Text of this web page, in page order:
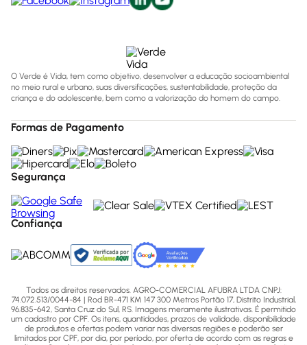
O Verde é Vida, tem como objetivo, desenvolver a educação socioambiental
no meio rural e urbano, suas diversificações, sustentabilidade, proteção da
criança e do adolescente, bem como a valorização do homem do campo.
Formas de Pagamento
Segurança
Confiança
Todos os direitos reservados. AGRO-COMERCIAL AFUBRA LTDA CNPJ:
74.072.513/0044-84 | Rod BR-471 KM 147 300 Metros Portão 17, Distrito Industrial,
96.835-642, Santa Cruz do Sul, RS. Imagens meramente ilustrativas. É permitido
um cadastro por CPF. Os itens, quantidades, prazos de validade, disponibilidade
de produtos e ofertas podem variar nas diversas regiões e poderão ser
limitados por CPF, por dia, por período, por oferta de acordo com as regras e